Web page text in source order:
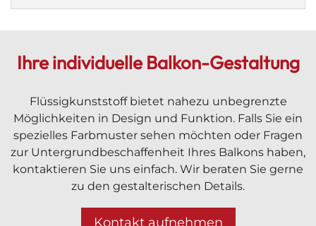
Ihre individuelle Balkon-Gestaltung
Flüssigkunststoff bietet nahezu unbegrenzte
Möglichkeiten in Design und Funktion. Falls Sie ein
spezielles Farbmuster sehen möchten oder Fragen
zur Untergrundbeschaffenheit Ihres Balkons haben,
kontaktieren Sie uns einfach. Wir beraten Sie gerne
zu den gestalterischen Details.
Kontakt aufnehmen